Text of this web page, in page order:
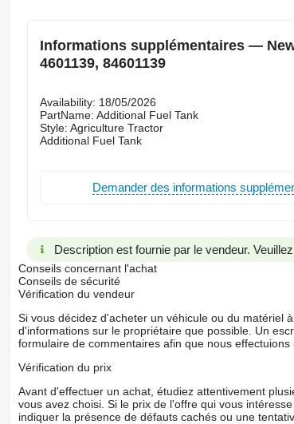
Informations supplémentaires —
4601139, 84601139
Availability: 18/05/2026
PartName: Additional Fuel Tank
Style: Agriculture Tractor
Additional Fuel Tank
Demander des informations
Description est fournie par le vendeur.
Conseils concernant l'achat
Conseils de sécurité
Vérification du vendeur
Si vous décidez d'acheter un véhicule ou du matériel
d'informations sur le propriétaire que possible. Un
formulaire de commentaires afin que nous effectuions
Vérification du prix
Avant d'effectuer un achat, étudiez attentivement
vous avez choisi. Si le prix de l'offre qui vous
indiquer la présence de défauts cachés ou une